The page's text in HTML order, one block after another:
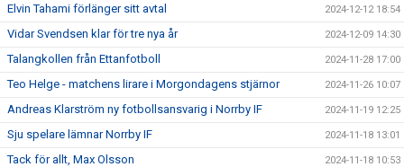
Elvin Tahami förlänger sitt avtal 2024-12-12 18:54
Vidar Svendsen klar för tre nya år 2024-12-09 14:30
Talangkollen från Ettanfotboll 2024-11-28 17:00
Teo Helge - matchens lirare i Morgondagens stjärnor 2024-11-26 10:07
Andreas Klarström ny fotbollsansvarig i Norrby IF 2024-11-19 12:25
Sju spelare lämnar Norrby IF 2024-11-18 13:01
Tack för allt, Max Olsson 2024-11-18 10:53